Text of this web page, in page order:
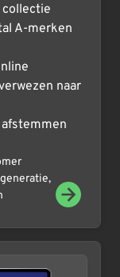
A-merken
naar
,